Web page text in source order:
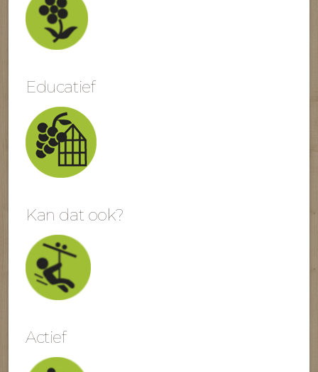
Educatief
Kan dat ook?
Actief